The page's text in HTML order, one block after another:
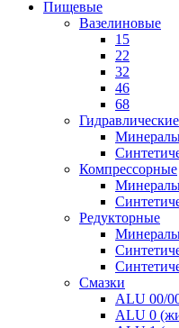
Пищевые
Вазелиновые
15
22
32
46
68
Гидравлические
Компрессорные
Редукторные
Смазки
ALU 00/
ALU 0